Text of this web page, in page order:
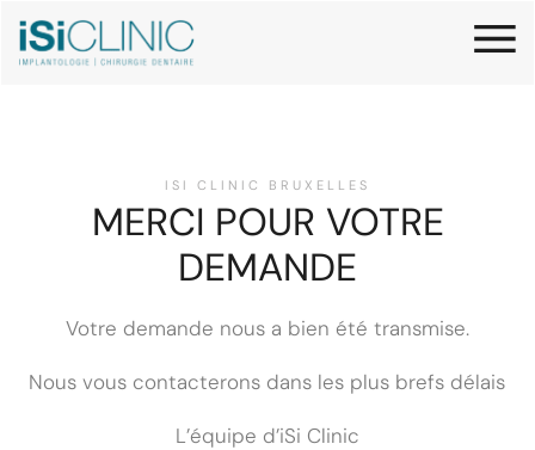
ISI CLINIC BRUXELLES
MERCI POUR VOTRE
DEMANDE
Votre demande nous a bien été transmise.
Nous vous contacterons dans les plus brefs délais
L’équipe d’iSi Clinic